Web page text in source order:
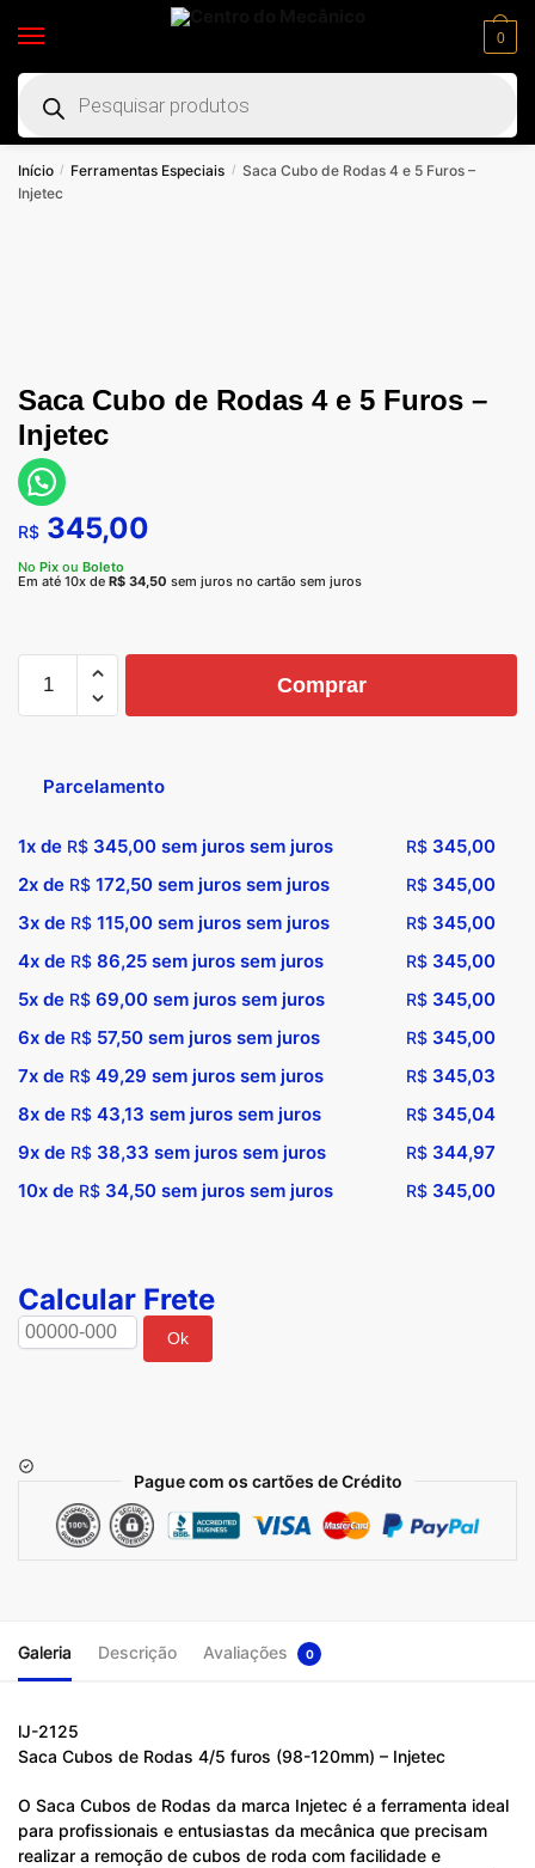
0
Início / Ferramentas Especiais / Saca Cubo de Rodas 4 e 5 Furos –
Injetec
Saca Cubo de Rodas 4 e 5 Furos –
Injetec
R$ 345,00
No Pix ou Boleto
Em até 10x de R$ 34,50 sem juros no cartão sem juros
Comprar
Parcelamento
1x de R$ 345,00 sem juros sem juros R$ 345,00
2x de R$ 172,50 sem juros sem juros R$ 345,00
3x de R$ 115,00 sem juros sem juros R$ 345,00
4x de R$ 86,25 sem juros sem juros R$ 345,00
5x de R$ 69,00 sem juros sem juros R$ 345,00
6x de R$ 57,50 sem juros sem juros R$ 345,00
7x de R$ 49,29 sem juros sem juros R$ 345,03
8x de R$ 43,13 sem juros sem juros R$ 345,04
9x de R$ 38,33 sem juros sem juros R$ 344,97
10x de R$ 34,50 sem juros sem juros R$ 345,00
Calcular Frete
Ok
Pague com os cartões de Crédito
Galeria Descrição Avaliações 0
lJ-2125
Saca Cubos de Rodas 4/5 furos (98-120mm) – Injetec
O Saca Cubos de Rodas da marca Injetec é a ferramenta ideal
para profissionais e entusiastas da mecânica que precisam
realizar a remoção de cubos de roda com facilidade e